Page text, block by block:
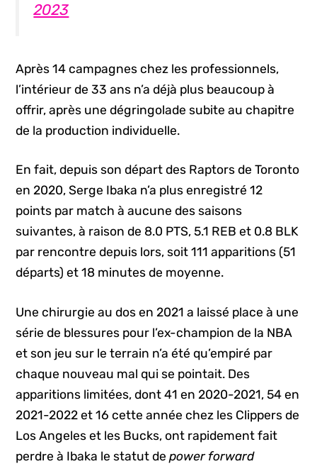
2023
Après 14 campagnes chez les professionnels,
l’intérieur de 33 ans n’a déjà plus beaucoup à
offrir, après une dégringolade subite au chapitre
de la production individuelle.
En fait, depuis son départ des Raptors de Toronto
en 2020, Serge Ibaka n’a plus enregistré 12
points par match à aucune des saisons
suivantes, à raison de 8.0 PTS, 5.1 REB et 0.8 BLK
par rencontre depuis lors, soit 111 apparitions (51
départs) et 18 minutes de moyenne.
Une chirurgie au dos en 2021 a laissé place à une
série de blessures pour l’ex-champion de la NBA
et son jeu sur le terrain n’a été qu’empiré par
chaque nouveau mal qui se pointait. Des
apparitions limitées, dont 41 en 2020-2021, 54 en
2021-2022 et 16 cette année chez les Clippers de
Los Angeles et les Bucks, ont rapidement fait
perdre à Ibaka le statut depower forward